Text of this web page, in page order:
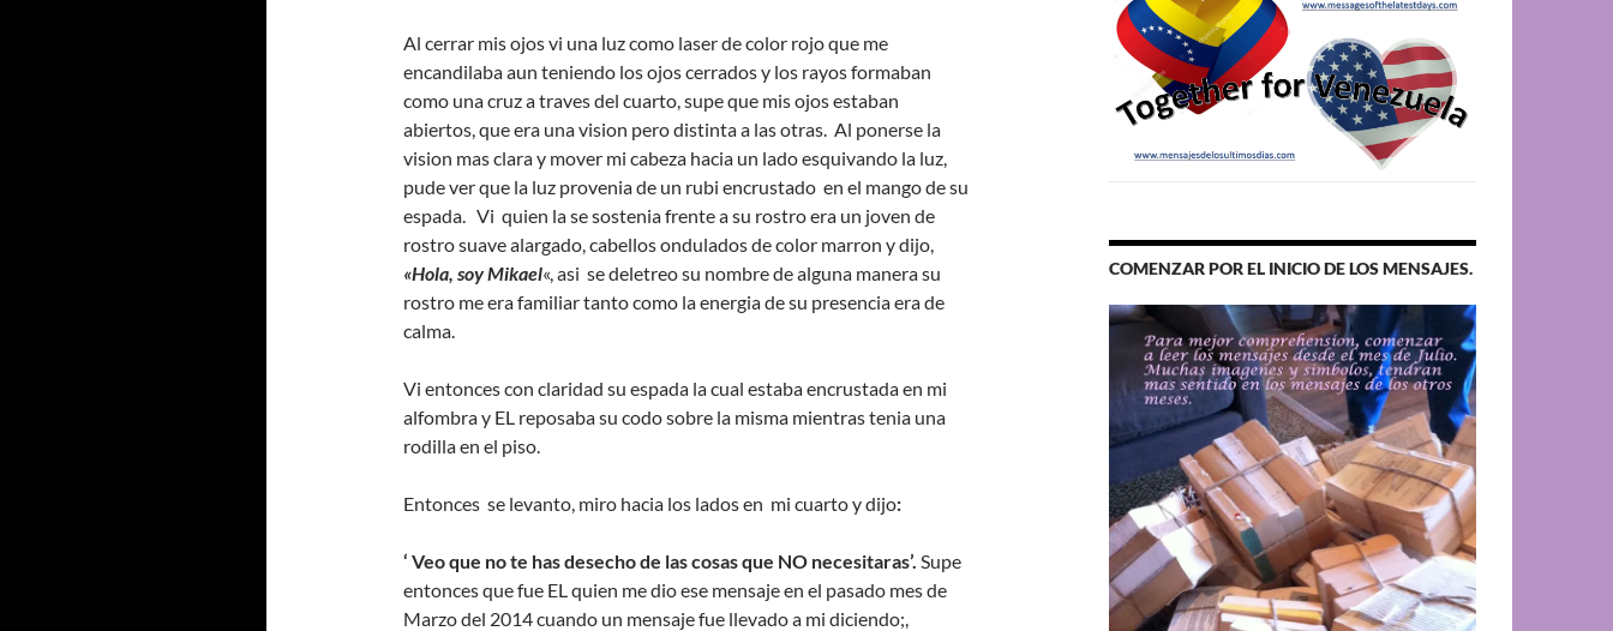
Al cerrar mis ojos vi una luz como laser de color rojo que me
encandilaba aun teniendo los ojos cerrados y los rayos formaban
como una cruz a traves del cuarto, supe que mis ojos estaban
abiertos, que era una vision pero distinta a las otras. Al ponerse la
vision mas clara y mover mi cabeza hacia un lado esquivando la luz,
pude ver que la luz provenia de un rubi encrustado en el mango de su
espada. Vi quien la se sostenia frente a su rostro era un joven de
rostro suave alargado, cabellos ondulados de color marron y dijo,
«Hola, soy Mikael«, asi se deletreo su nombre de alguna manera su
rostro me era familiar tanto como la energia de su presencia era de
calma.
Vi entonces con claridad su espada la cual estaba encrustada en mi
alfombra y EL reposaba su codo sobre la misma mientras tenia una
rodilla en el piso.
Entonces se levanto, miro hacia los lados en mi cuarto y dijo:
‘ Veo que no te has desecho de las cosas que NO necesitaras’. Supe
entonces que fue EL quien me dio ese mensaje en el pasado mes de
Marzo del 2014 cuando un mensaje fue llevado a mi diciendo;,
COMENZAR POR EL INICIO DE LOS MENSAJES.